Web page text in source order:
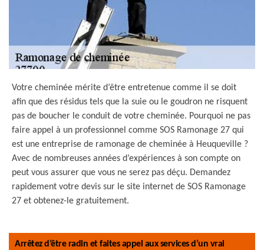
Votre cheminée mérite d’être entretenue comme il se doit
afin que des résidus tels que la suie ou le goudron ne risquent
pas de boucher le conduit de votre cheminée. Pourquoi ne pas
faire appel à un professionnel comme SOS Ramonage 27 qui
est une entreprise de ramonage de cheminée à Heuqueville ?
Avec de nombreuses années d’expériences à son compte on
peut vous assurer que vous ne serez pas déçu. Demandez
rapidement votre devis sur le site internet de SOS Ramonage
27 et obtenez-le gratuitement.
Arrêtez d’être radin et faites appel aux services d’un vrai